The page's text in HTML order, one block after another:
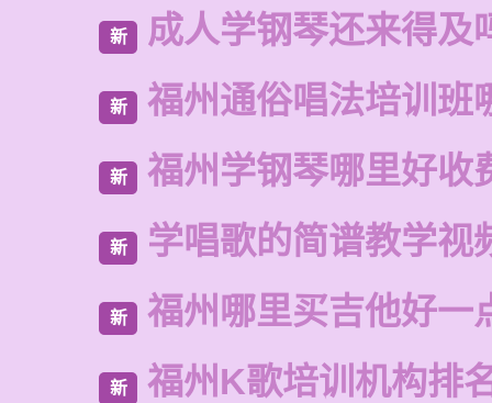
新 成人学钢琴还来得及
新 福州通俗唱法培训班
新 福州学钢琴哪里好收
新 学唱歌的简谱教学视
新 福州哪里买吉他好一
新 福州K歌培训机构排